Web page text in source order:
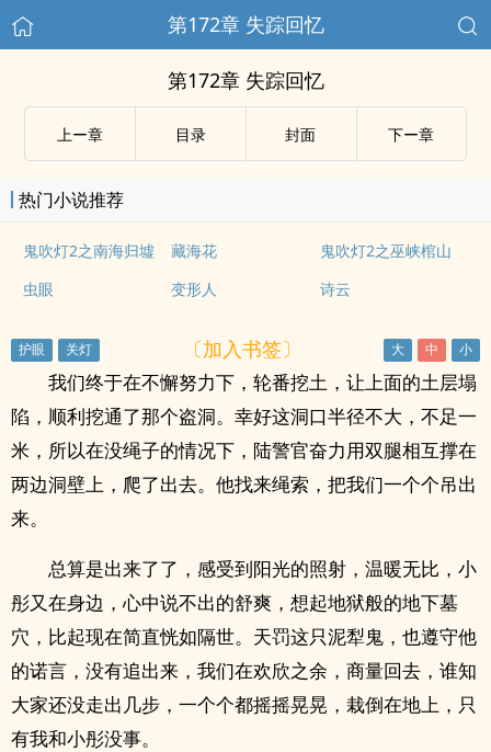
第172章 失踪回忆
第172章 失踪回忆
上ー章 目录 封面 下ー章
热门小说推荐
鬼吹灯2之南海归墟 藏海花
鬼吹灯2之巫峡棺山
虫眼
变形人 诗云
〔加入书签〕
我们终于在不懈努力下，轮番挖土，让上面的土层塌
陷，顺利挖通了那个盗洞。幸好这洞口半径不大，不足一
米，所以在没绳子的情况下，陆警官奋力用双腿相互撑在
两边洞壁上，爬了出去。他找来绳索，把我们一个个吊出
来。
总算是出来了了，感受到阳光的照射，温暖无比，小
彤又在身边，心中说不出的舒爽，想起地狱般的地下墓
穴，比起现在简直恍如隔世。天罚这只泥犁鬼，也遵守他
的诺言，没有追出来，我们在欢欣之余，商量回去，谁知
大家还没走出几步，一个个都摇摇晃晃，栽倒在地上，只
有我和小彤没事。